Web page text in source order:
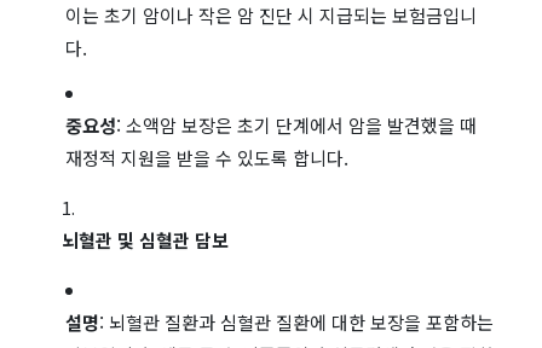
이는 초기 암이나 작은 암 진단 시 지급되는 보험금입니
다.
중요성: 소액암 보장은 초기 단계에서 암을 발견했을 때
재정적 지원을 받을 수 있도록 합니다.
뇌혈관 및 심혈관 담보
설명: 뇌혈관 질환과 심혈관 질환에 대한 보장을 포함하는